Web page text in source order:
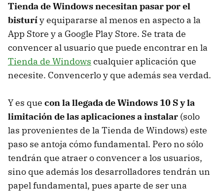
Tienda de Windows necesitan pasar por el
bisturíy equipararse al menos en aspecto a la
App Store y a Google Play Store. Se trata de
convencer al usuario que puede encontrar en la
Tienda de Windows cualquier aplicación que
necesite. Convencerlo y que además sea verdad.
Y es que con la llegada de Windows 10 S y la
limitación de las aplicaciones a instalar (solo
las provenientes de la Tienda de Windows) este
paso se antoja cómo fundamental. Pero no sólo
tendrán que atraer o convencer a los usuarios,
sino que además los desarrolladores tendrán un
papel fundamental, pues aparte de ser una